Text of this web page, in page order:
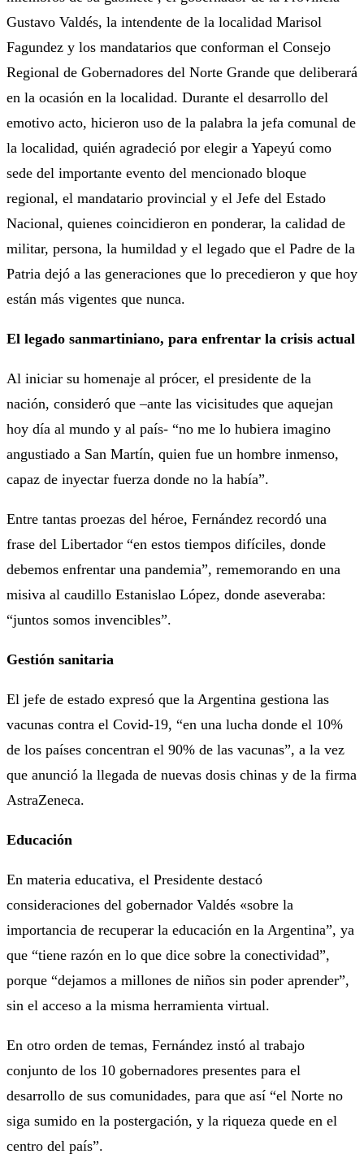
Gustavo Valdés, la intendente de la localidad Marisol
Fagundez y los mandatarios que conforman el Consejo
Regional de Gobernadores del Norte Grande que deliberará
en la ocasión en la localidad. Durante el desarrollo del
emotivo acto, hicieron uso de la palabra la jefa comunal de
la localidad, quién agradeció por elegir a Yapeyú como
sede del importante evento del mencionado bloque
regional, el mandatario provincial y el Jefe del Estado
Nacional, quienes coincidieron en ponderar, la calidad de
militar, persona, la humildad y el legado que el Padre de la
Patria dejó a las generaciones que lo precedieron y que hoy
están más vigentes que nunca.
El legado sanmartiniano, para enfrentar la crisis actual
Al iniciar su homenaje al prócer, el presidente de la
nación, consideró que –ante las vicisitudes que aquejan
hoy día al mundo y al país- “no me lo hubiera imagino
angustiado a San Martín, quien fue un hombre inmenso,
capaz de inyectar fuerza donde no la había”.
Entre tantas proezas del héroe, Fernández recordó una
frase del Libertador “en estos tiempos difíciles, donde
debemos enfrentar una pandemia”, rememorando en una
misiva al caudillo Estanislao López, donde aseveraba:
“juntos somos invencibles”.
Gestión sanitaria
El jefe de estado expresó que la Argentina gestiona las
vacunas contra el Covid-19, “en una lucha donde el 10%
de los países concentran el 90% de las vacunas”, a la vez
que anunció la llegada de nuevas dosis chinas y de la firma
AstraZeneca.
Educación
En materia educativa, el Presidente destacó
consideraciones del gobernador Valdés «sobre la
importancia de recuperar la educación en la Argentina”, ya
que “tiene razón en lo que dice sobre la conectividad”,
porque “dejamos a millones de niños sin poder aprender”,
sin el acceso a la misma herramienta virtual.
En otro orden de temas, Fernández instó al trabajo
conjunto de los 10 gobernadores presentes para el
desarrollo de sus comunidades, para que así “el Norte no
siga sumido en la postergación, y la riqueza quede en el
centro del país”.